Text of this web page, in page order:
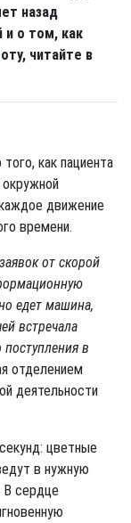
назад
и о том, как
читайте в
как пациента
движение
времени.
от скорой
едет машина,
встречала
в
отделением
деятельности
цветные
в нужную
В сердце